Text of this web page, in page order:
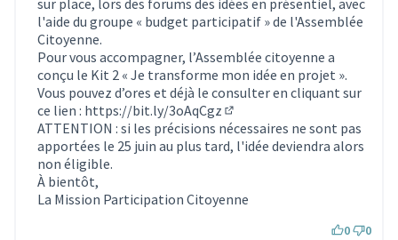
l'aide du groupe « budget participatif » de l'Assemblée
Citoyenne.
Pour vous accompagner, l’Assemblée citoyenne a
conçu le Kit 2 « Je transforme mon idée en projet ».
Vous pouvez d’ores et déjà le consulter en cliquant sur
ce lien : https://bit.ly/3oAqCgz
(Lien externe)
ATTENTION : si les précisions nécessaires ne sont pas
apportées le 25 juin au plus tard, l'idée deviendra alors
non éligible.
À bientôt,
La Mission Participation Citoyenne
0 0